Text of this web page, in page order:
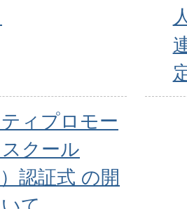
ィプロモー
クール
）認証式 の開